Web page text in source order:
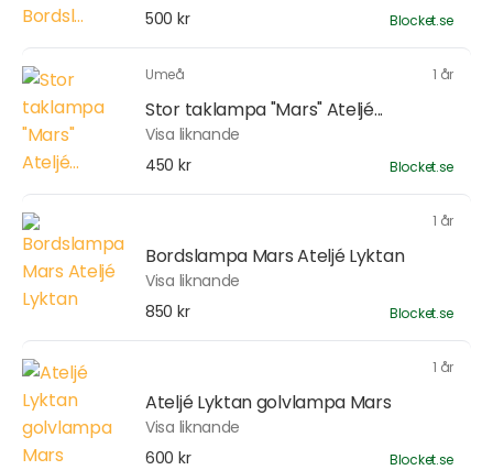
500 kr
Blocket.se
Umeå 1 år
Stor taklampa "Mars" Ateljé...
Visa liknande
450 kr
Blocket.se
1 år
Bordslampa Mars Ateljé Lyktan
Visa liknande
850 kr
Blocket.se
1 år
Ateljé Lyktan golvlampa Mars
Visa liknande
600 kr
Blocket.se